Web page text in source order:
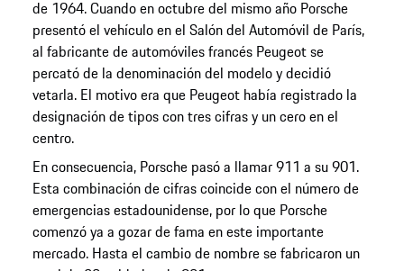
de 1964. Cuando en octubre del mismo año Porsche
presentó el vehículo en el Salón del Automóvil de París,
al fabricante de automóviles francés Peugeot se
percató de la denominación del modelo y decidió
vetarla. El motivo era que Peugeot había registrado la
designación de tipos con tres cifras y un cero en el
centro.
En consecuencia, Porsche pasó a llamar 911 a su 901.
Esta combinación de cifras coincide con el número de
emergencias estadounidense, por lo que Porsche
comenzó ya a gozar de fama en este importante
mercado. Hasta el cambio de nombre se fabricaron un